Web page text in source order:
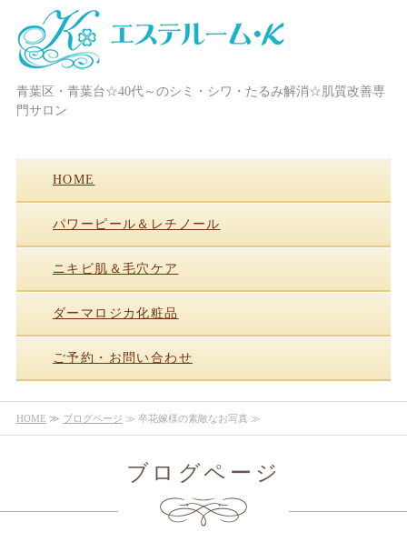
横浜・青葉台・フェイシャル/ブライ
ーム・K
青葉区・青葉台☆40代～のシミ・シワ・たるみ解消☆肌質改善専
門サロン
HOME
パワーピール＆レチノール
ニキビ肌＆毛穴ケア
ダーマロジカ化粧品
ご予約・お問い合わせ
HOME ≫ ブログページ ≫ 卒花嫁様の素敵なお写真 ≫
ブログページ